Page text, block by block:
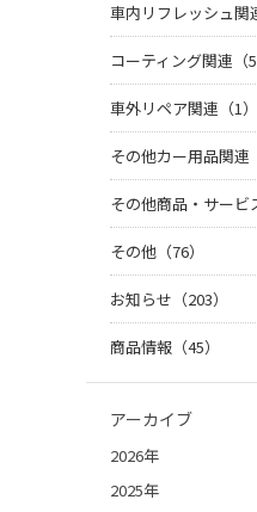
車内リフレッシュ関
コーティング関連（
車外リペア関連（1）
その他カー用品関連
その他商品・サービ
その他（76）
お知らせ（203）
商品情報（45）
アーカイブ
2026年
2025年